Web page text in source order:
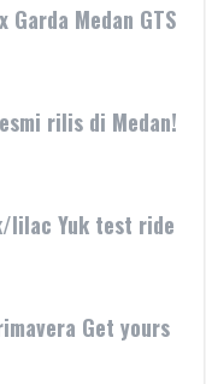
Medan GTS
rilis di Medan!
lilac Yuk test ride
Get yours